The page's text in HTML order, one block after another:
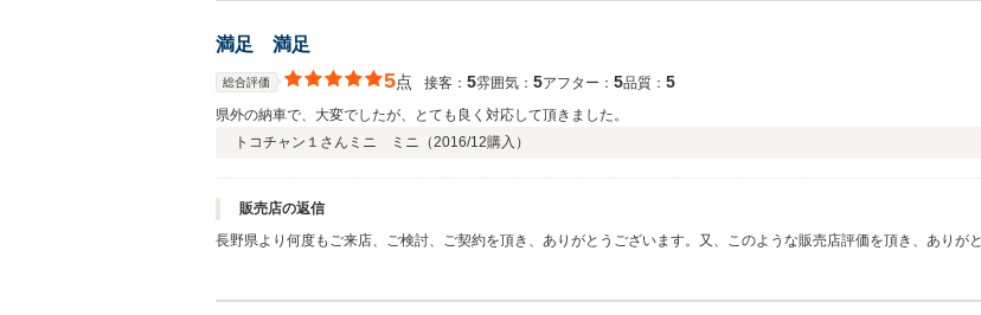
満足 満足
総合評価 5点 接客： 5雰囲気： 5アフター： 5品質： 5
県外の納車で、大変でしたが、とても良く対応して頂きました。
トコチャン１さん ミニ ミニ（2016/12購入）
販売店の返信
長野県より何度もご来店、ご検討、ご契約を頂き、ありがとうございます。又、このような販売店評価を頂き、ありが